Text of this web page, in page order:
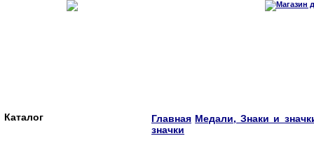
Каталог Главная Медали, Знаки и
значки